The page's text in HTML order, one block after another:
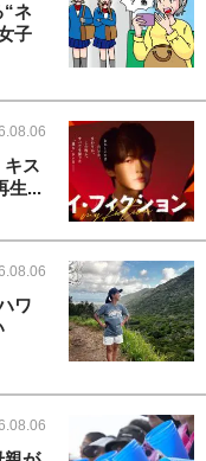
ネ
子
キス
生...
ワ